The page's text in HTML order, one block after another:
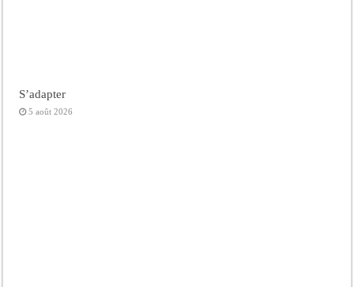
S’adapter
5 août 2026